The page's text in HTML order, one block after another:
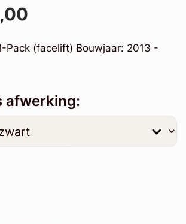
Pack (facelift) Bouwjaar: 2013 -
afwerking: